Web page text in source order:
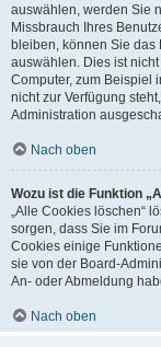
auswählen, werden Sie
Missbrauch Ihres
bleiben, können Sie das
auswählen. Dies ist
Computer, zum Beispiel
nicht zur Verfügung
Administration
Nach oben
Wozu ist die Funktion
„Alle Cookies löschen“
sorgen, dass Sie im
Cookies einige
sie von der Board-
An- oder Abmeldung
Nach oben